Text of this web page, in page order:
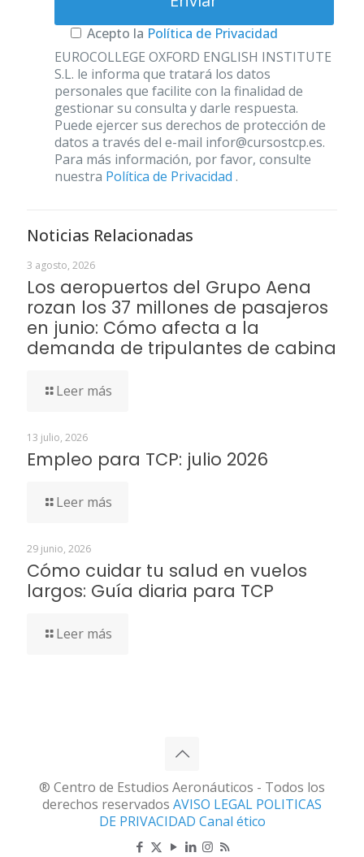
Acepto la Política de Privacidad
EUROCOLLEGE OXFORD ENGLISH INSTITUTE
S.L. le informa que tratará los datos
personales que facilite con la finalidad de
gestionar su consulta y darle respuesta.
Puede ejercer sus derechos de protección de
datos a través del e-mail infor@cursostcp.es.
Para más información, por favor, consulte
nuestra Política de Privacidad .
Noticias Relacionadas
3 agosto, 2026
Los aeropuertos del Grupo Aena
rozan los 37 millones de pasajeros
en junio: Cómo afecta a la
demanda de tripulantes de cabina
Leer más
13 julio, 2026
Empleo para TCP: julio 2026
Leer más
29 junio, 2026
Cómo cuidar tu salud en vuelos
largos: Guía diaria para TCP
Leer más
® Centro de Estudios Aeronáuticos - Todos los
derechos reservados AVISO LEGAL POLITICAS
DE PRIVACIDAD Canal ético